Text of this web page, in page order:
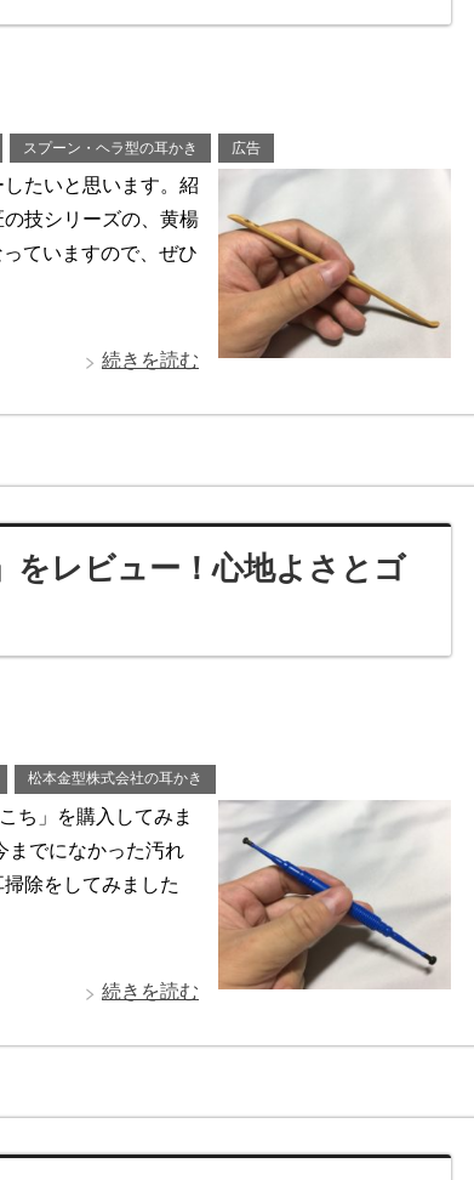
スプーン・ヘラ型の耳かき 広告
たいと思います。紹
技シリーズの、黄楊
ていますので、ぜひ
続きを読む
をレビュー！心地よさとゴ
松本金型株式会社の耳かき
ち」を購入してみま
までになかった汚れ
除をしてみました
続きを読む